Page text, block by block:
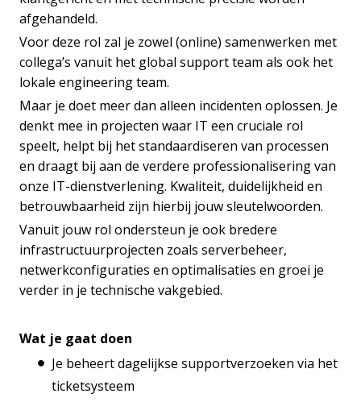
afgehandeld.
Voor deze rol zal je zowel (online) samenwerken met
collega’s vanuit het global support team als ook het
lokale engineering team.
Maar je doet meer dan alleen incidenten oplossen. Je
denkt mee in projecten waar IT een cruciale rol
speelt, helpt bij het standaardiseren van processen
en draagt bij aan de verdere professionalisering van
onze IT-dienstverlening. Kwaliteit, duidelijkheid en
betrouwbaarheid zijn hierbij jouw sleutelwoorden.
Vanuit jouw rol ondersteun je ook bredere
infrastructuurprojecten zoals serverbeheer,
netwerkconfiguraties en optimalisaties en groei je
verder in je technische vakgebied.
Wat je gaat doen
Je beheert dagelijkse supportverzoeken via het
ticketsysteem